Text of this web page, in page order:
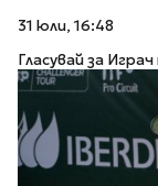
31 юли, 16:48
Гласувай за